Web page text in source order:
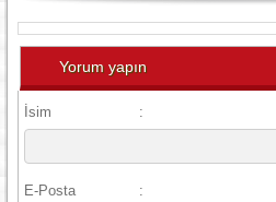
Yorum yapın
İsim :
E-Posta :